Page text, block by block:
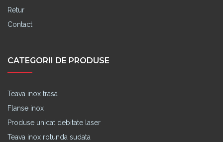
Retur
Contact
CATEGORII DE PRODUSE
Teava inox trasa
Flanse inox
Produse unicat debitate laser
Teava inox rotunda sudata